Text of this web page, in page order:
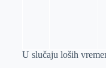
U slučaju loših